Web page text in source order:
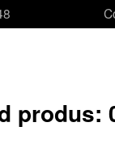
produs: